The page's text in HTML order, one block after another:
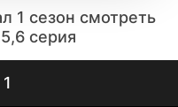
1 сезон смотреть
серия